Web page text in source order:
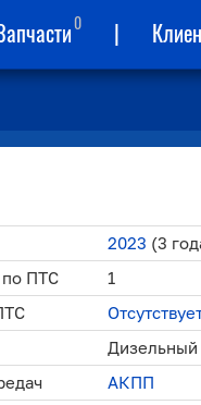
0 |
2023 (3
по ПТС
1
Дизельный
АКПП